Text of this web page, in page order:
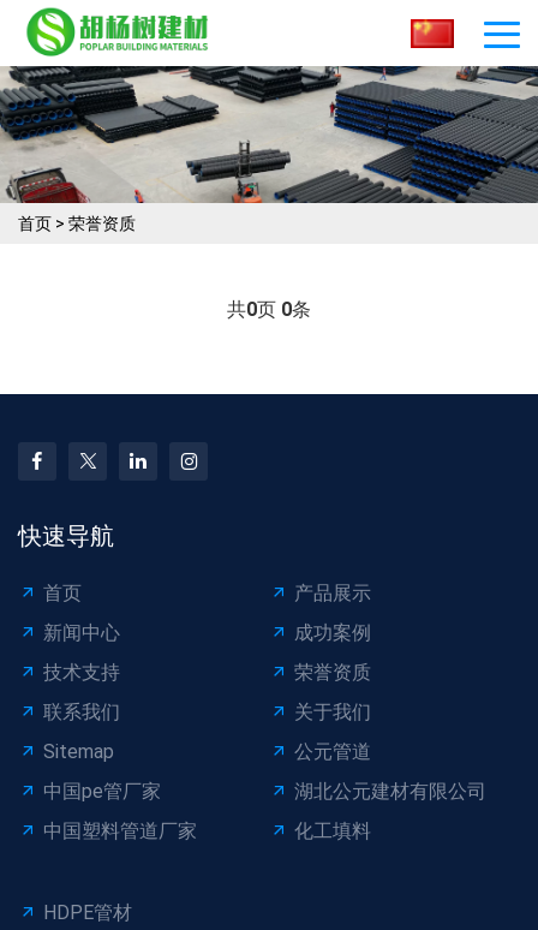
首页 > 荣誉资质
共0页 0条
快速导航
首页
产品展示
新闻中心
成功案例
技术支持
荣誉资质
联系我们
关于我们
Sitemap
公元管道
中国pe管厂家
湖北公元建材有限公司
中国塑料管道厂家
化工填料
HDPE管材